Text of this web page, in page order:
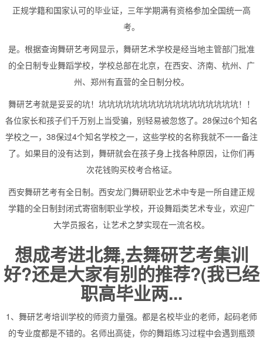
正规学籍和国家认可的毕业证，三年学期满有资格参加全国统一高
考。
是。根据查询舞研艺考网显示，舞研艺术学校是经当地主管部门批准
的全日制专业舞蹈学校，学校总部在北京，在西安、济南、杭州、广
州、郑州有直营的全日制分校。
舞研艺考就是妥妥的坑！坑坑坑坑坑坑坑坑坑坑坑坑坑坑坑坑坑！！
各位家长和孩子们千万别上当受骗，别轻易被忽悠了。28保过6个知名
学校之一，38保过4个知名学校之一，这些学校的名称我就不一一备注
了。如果目的没有达到，舞研就会在孩子身上找各种原因，让你们再
次花钱购买校考合格证。
西安舞研艺考有全日制。西安龙门舞研职业艺术中专是一所自建正规
学籍的全日制封闭式寄宿制职业学校，开设舞蹈类艺术专业，欢迎广
大学员报名，让艺术之梦实现在一流名校。
想成考进北舞,去舞研艺考集训
好?还是大家有别的推荐?(我已经
职高毕业两...
1、舞研艺考培训学校的师资力量强。都是名校毕业的老师，起码老师
的专业度都是不错的。名师出高徒，你的舞蹈练习过程中会遇到瓶颈